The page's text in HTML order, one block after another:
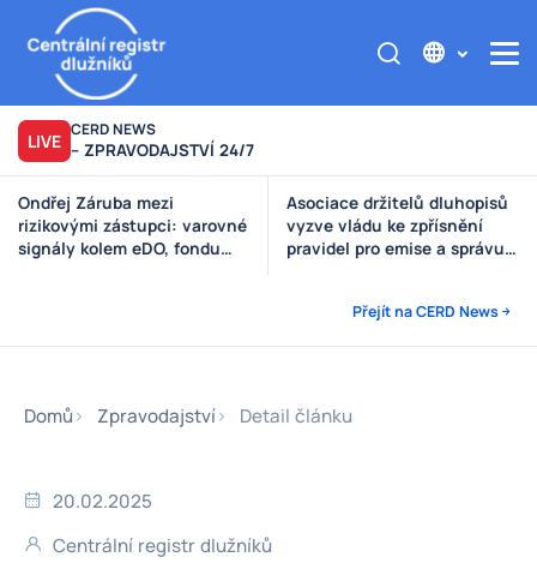
LIVE CERD NEWS
– ZPRAVODAJSTVÍ 24/7
Ondřej Záruba mezi
rizikovými zástupci: varovné
signály kolem eDO, fondu
Asociace držitelů dluhopisů
vyzve vládu ke zpřísnění
pravidel pro emise a správu
Přejít na CERD News
Domů Zpravodajství Detail článku
20.02.2025
Centrální registr dlužníků